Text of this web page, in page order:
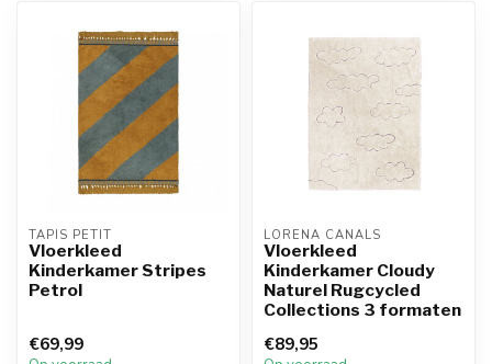
TAPIS PETIT
Vloerkleed
Kinderkamer Stripes
Petrol
€69,99
LORENA CANALS
Vloerkleed
Kinderkamer Cloudy
Naturel Rugcycled
Collections 3 formaten
€89,95